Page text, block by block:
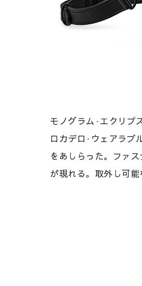
モノグラム·エクリプ
ロカデロ·ウェアラブ
をあしらった。ファ
が現れる。取外し可